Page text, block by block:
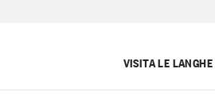
VISITA LE LANGHE